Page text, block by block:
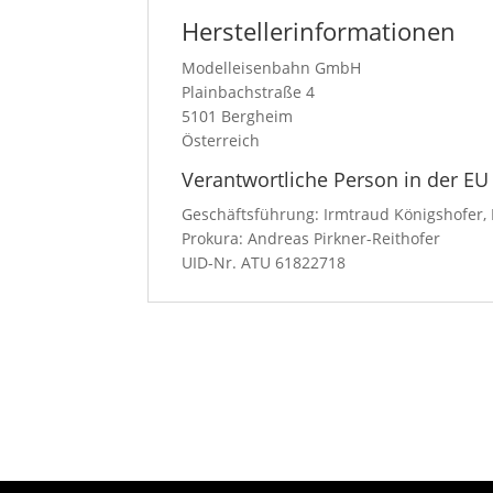
Herstellerinformationen
Modelleisenbahn GmbH
Plainbachstraße 4
5101 Bergheim
Österreich
Verantwortliche Person in der EU
Geschäftsführung: Irmtraud Königshofer,
Prokura: Andreas Pirkner-Reithofer
UID-Nr. ATU 61822718